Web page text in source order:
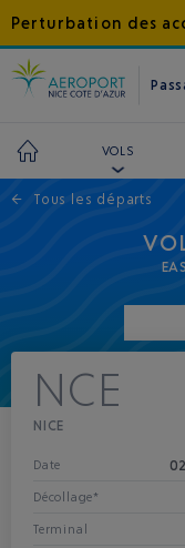
Perturbation des
VOLS
← Tous les départs
NCE
NICE
Date
Décollage*
Terminal